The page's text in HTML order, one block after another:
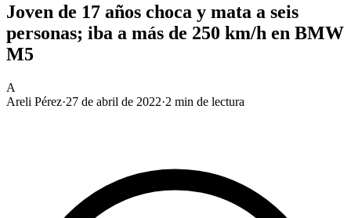
Joven de 17 años choca y mata a seis
personas; iba a más de 250 km/h en BMW
M5
A
Areli Pérez·27 de abril de 2022·2 min de lectura